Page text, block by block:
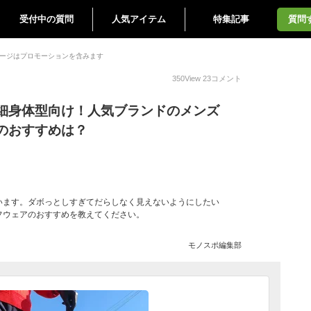
受付中の質問 人気アイテム 特集記事 質問
ジはプロモーションを含みます
350View 23コメント
身体型向け！人気ブランドのメンズ
おすすめは？
す。ダボっとしすぎてだらしなく見えないようにしたい
ェアのおすすめを教えてください。
モノスポ編集部